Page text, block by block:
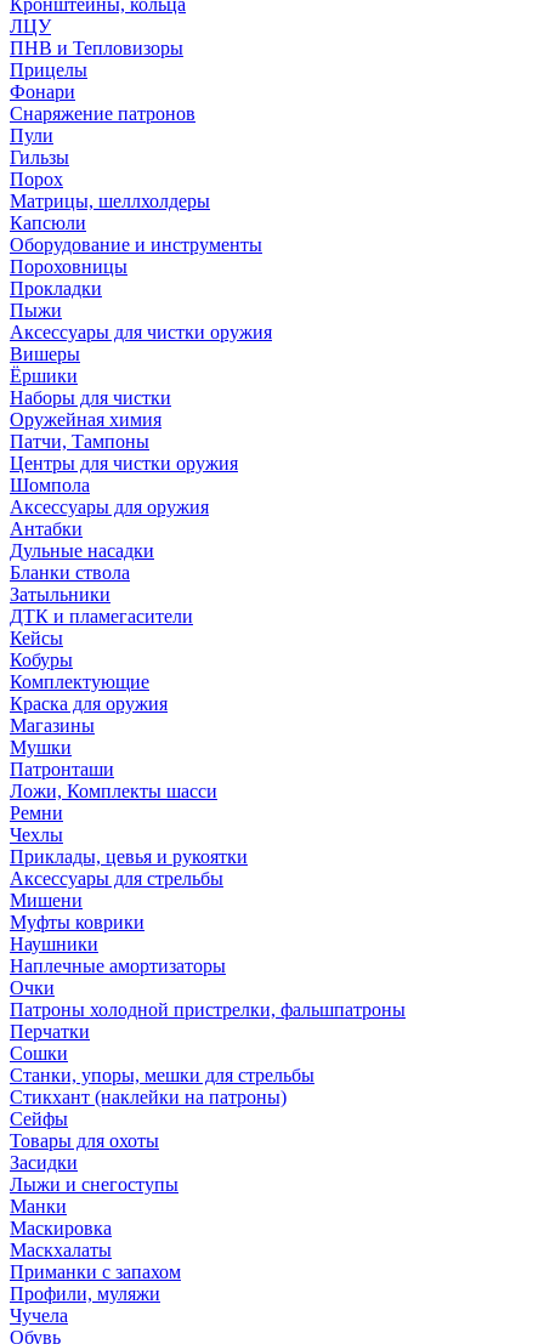
Кронштейны, кольца
ЛЦУ
ПНВ и Тепловизоры
Прицелы
Фонари
Снаряжение патронов
Пули
Гильзы
Порох
Матрицы, шеллхолдеры
Капсюли
Оборудование и инструменты
Пороховницы
Прокладки
Пыжи
Аксессуары для чистки оружия
Вишеры
Ёршики
Наборы для чистки
Оружейная химия
Патчи, Тампоны
Центры для чистки оружия
Шомпола
Аксессуары для оружия
Антабки
Дульные насадки
Бланки ствола
Затыльники
ДТК и пламегасители
Кейсы
Кобуры
Комплектующие
Краска для оружия
Магазины
Мушки
Патронташи
Ложи, Комплекты шасси
Ремни
Чехлы
Приклады, цевья и рукоятки
Аксессуары для стрельбы
Мишени
Муфты коврики
Наушники
Наплечные амортизаторы
Очки
Патроны холодной пристрелки, фальшпатроны
Перчатки
Сошки
Станки, упоры, мешки для стрельбы
Стикхант (наклейки на патроны)
Сейфы
Товары для охоты
Засидки
Лыжи и снегоступы
Манки
Маскировка
Маскхалаты
Приманки с запахом
Профили, муляжи
Чучела
Обувь